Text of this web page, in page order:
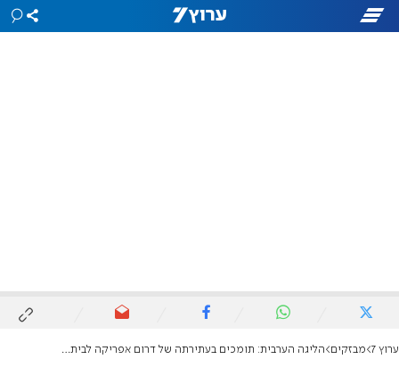
ערוץ 7 מבזקים הליגה הערבית: תומכים בעתירתה של דרום אפריקה לבית הדין בהאג